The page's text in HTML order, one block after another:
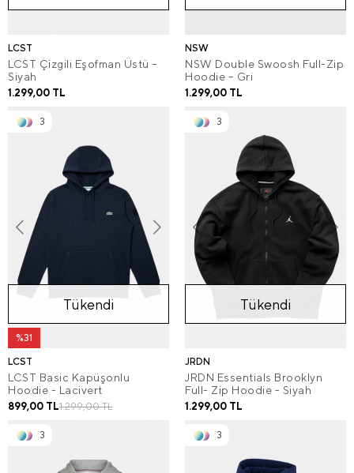
LCST
LCST Çizgili Eşofman Üstü –
Siyah
1.299,00 TL
NSW
NSW Double Swoosh Full-Zip
Hoodie – Gri
1.299,00 TL
3
%31
Tükendi
LCST
LCST Basic Kapüşonlu
Hoodie - Lacivert
1.299,00 TL
899,00 TL
3
Tükendi
JRDN
JRDN Essentials Brooklyn
Full- Zip Hoodie - Siyah
1.299,00 TL
3 3